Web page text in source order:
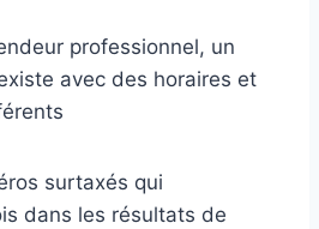
professionnel, un
avec des horaires et
surtaxés qui
dans les résultats de